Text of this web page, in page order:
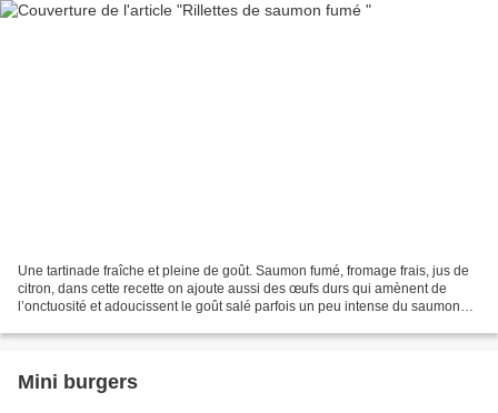
Une tartinade fraîche et pleine de goût. Saumon fumé, fromage frais, jus de
citron, dans cette recette on ajoute aussi des œufs durs qui amènent de
l’onctuosité et adoucissent le goût salé parfois un peu intense du saumon
Mini burgers